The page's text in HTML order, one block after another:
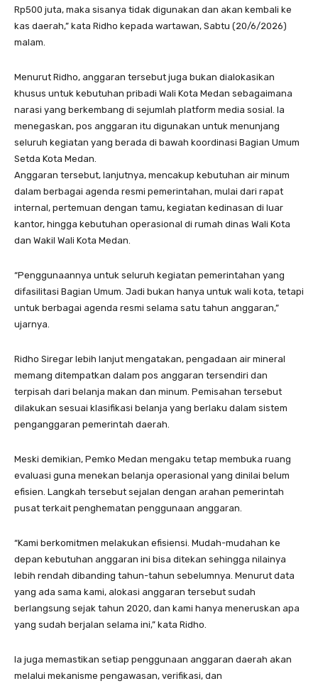
Rp500 juta, maka sisanya tidak digunakan dan akan kembali ke
kas daerah,” kata Ridho kepada wartawan, Sabtu (20/6/2026)
malam.
Menurut Ridho, anggaran tersebut juga bukan dialokasikan
khusus untuk kebutuhan pribadi Wali Kota Medan sebagaimana
narasi yang berkembang di sejumlah platform media sosial. Ia
menegaskan, pos anggaran itu digunakan untuk menunjang
seluruh kegiatan yang berada di bawah koordinasi Bagian Umum
Setda Kota Medan.
Anggaran tersebut, lanjutnya, mencakup kebutuhan air minum
dalam berbagai agenda resmi pemerintahan, mulai dari rapat
internal, pertemuan dengan tamu, kegiatan kedinasan di luar
kantor, hingga kebutuhan operasional di rumah dinas Wali Kota
dan Wakil Wali Kota Medan.
“Penggunaannya untuk seluruh kegiatan pemerintahan yang
difasilitasi Bagian Umum. Jadi bukan hanya untuk wali kota, tetapi
untuk berbagai agenda resmi selama satu tahun anggaran,”
ujarnya.
Ridho Siregar lebih lanjut mengatakan, pengadaan air mineral
memang ditempatkan dalam pos anggaran tersendiri dan
terpisah dari belanja makan dan minum. Pemisahan tersebut
dilakukan sesuai klasifikasi belanja yang berlaku dalam sistem
penganggaran pemerintah daerah.
Meski demikian, Pemko Medan mengaku tetap membuka ruang
evaluasi guna menekan belanja operasional yang dinilai belum
efisien. Langkah tersebut sejalan dengan arahan pemerintah
pusat terkait penghematan penggunaan anggaran.
“Kami berkomitmen melakukan efisiensi. Mudah-mudahan ke
depan kebutuhan anggaran ini bisa ditekan sehingga nilainya
lebih rendah dibanding tahun-tahun sebelumnya. Menurut data
yang ada sama kami, alokasi anggaran tersebut sudah
berlangsung sejak tahun 2020, dan kami hanya meneruskan apa
yang sudah berjalan selama ini,” kata Ridho.
Ia juga memastikan setiap penggunaan anggaran daerah akan
melalui mekanisme pengawasan, verifikasi, dan